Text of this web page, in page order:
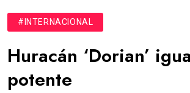
#INTERNACIONAL
Huracán ‘Dorian’
potente